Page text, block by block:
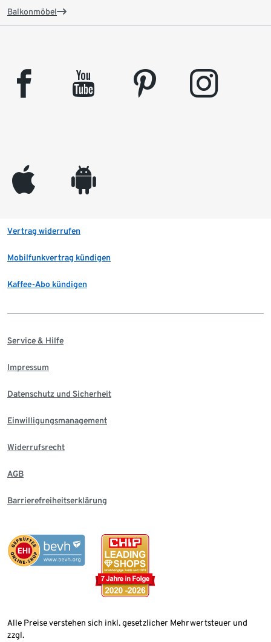
Balkonmöbel
facebook youtube pinterest instagram
appleinc android
Vertrag widerrufen
Mobilfunkvertrag kündigen
Kaffee-Abo kündigen
Service & Hilfe
Impressum
Datenschutz und Sicherheit
Einwilligungsmanagement
Widerrufsrecht
AGB
Barrierefreiheitserklärung
Alle Preise verstehen sich inkl. gesetzlicher Mehrwertsteuer und
zzgl.